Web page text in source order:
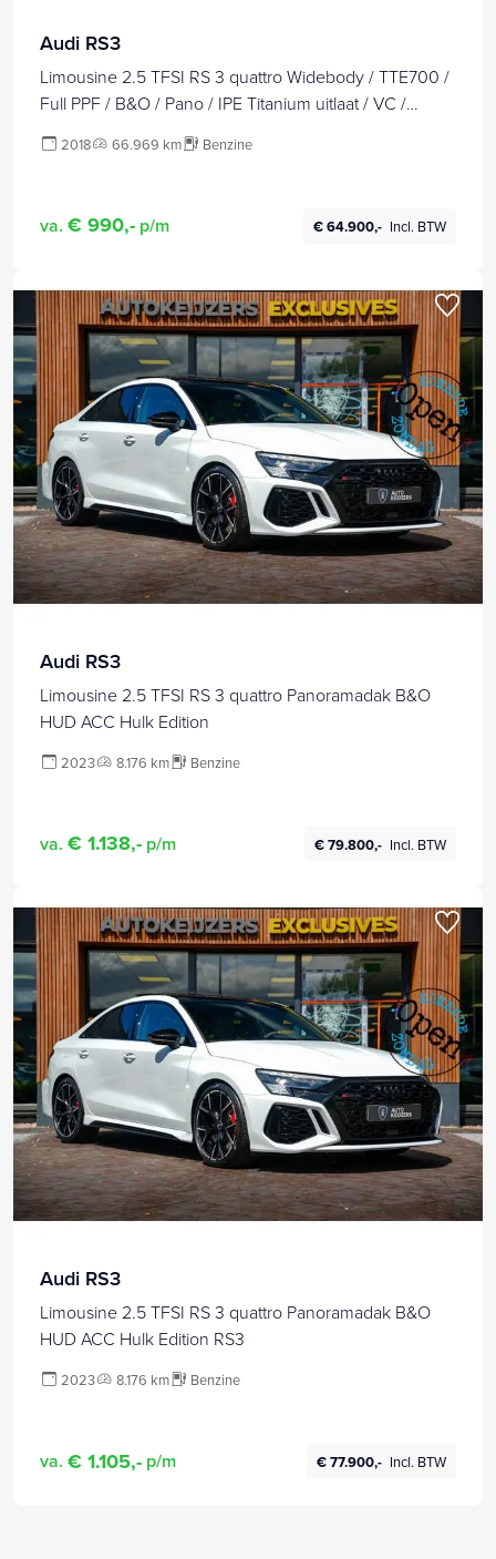
Audi RS3
Limousine 2.5 TFSI RS 3 quattro Widebody / TTE700 /
Full PPF / B&O / Pano / IPE Titanium uitlaat / VC /
2018 66.969 km Benzine
va. € 990,- p/m € 64.900,- Incl. BTW
Audi RS3
Limousine 2.5 TFSI RS 3 quattro Panoramadak B&O
HUD ACC Hulk Edition
2023 8.176 km Benzine
va. € 1.138,- p/m € 79.800,- Incl. BTW
Audi RS3
Limousine 2.5 TFSI RS 3 quattro Panoramadak B&O
HUD ACC Hulk Edition RS3
2023 8.176 km Benzine
va. € 1.105,- p/m € 77.900,- Incl. BTW